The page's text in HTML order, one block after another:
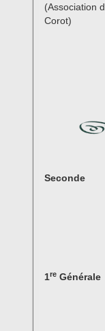
(Association
Corot)
Seconde
1re Générale